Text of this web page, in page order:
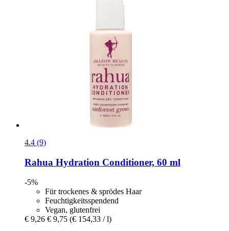
4.4 (9)
Rahua Hydration Conditioner, 60 ml
-5%
Für trockenes & sprödes Haar
Feuchtigkeitsspendend
Vegan, glutenfrei
€ 9,26 € 9,75 (€ 154,33 / l)